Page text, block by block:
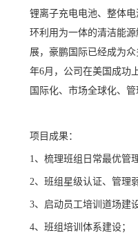
锂离子充电电池、整体
环利用为一体的清洁能
展，豪鹏国际已经成为
年6月，公司在美国成功
国际化、市场全球化、
项目成果：
1、梳理班组日常最优管
2、班组星级认证、管理
3、启动员工培训道场建
4、班组培训体系建设；